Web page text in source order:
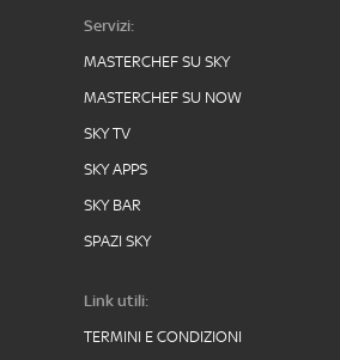
Servizi:
MASTERCHEF SU SKY
MASTERCHEF SU NOW
SKY TV
SKY APPS
SKY BAR
SPAZI SKY
Link utili:
TERMINI E CONDIZIONI